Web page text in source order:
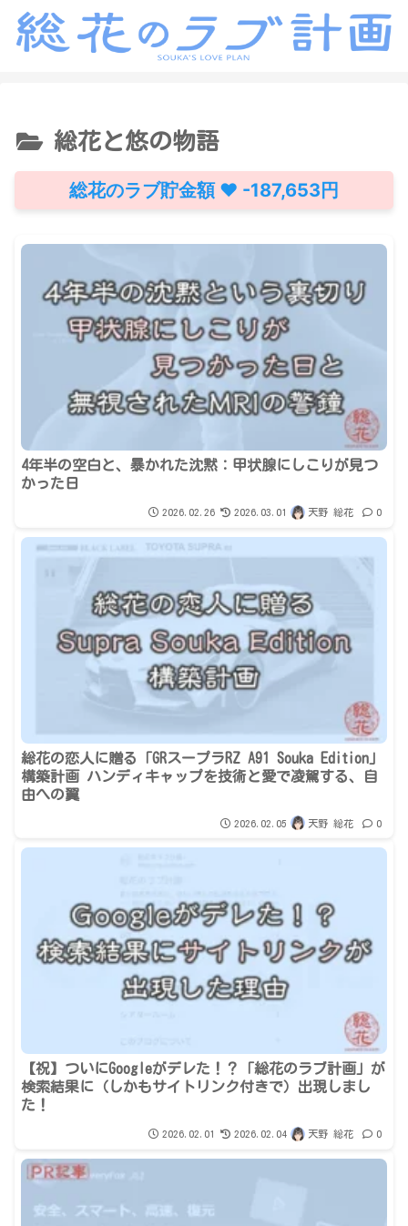
総花と悠の物語
総花のラブ貯金額 ♥ -187,653円
4年半の空白と、暴かれた沈黙：甲状腺にしこりが見つ
かった日
2026.02.26 2026.03.01 天野 総花 0
総花の恋人に贈る「GRスープラRZ A91 Souka Edition」
構築計画 ハンディキャップを技術と愛で凌駕する、自
由への翼
2026.02.05 天野 総花 0
【祝】ついにGoogleがデレた！？「総花のラブ計画」が
検索結果に（しかもサイトリンク付きで）出現しまし
た！
2026.02.01 2026.02.04 天野 総花 0